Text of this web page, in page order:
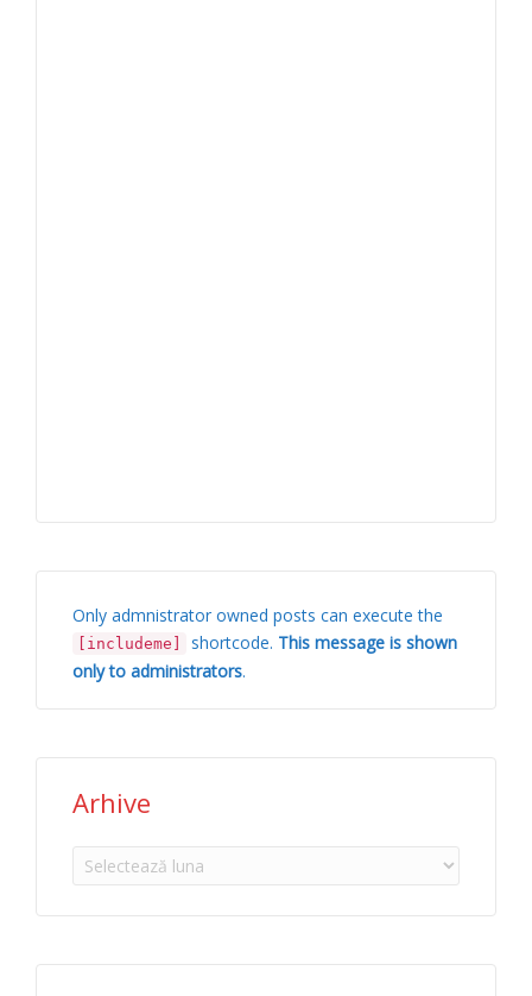
Only admnistrator owned posts can execute the
[includeme] shortcode. This message is shown
only to administrators.
Arhive
Arhive